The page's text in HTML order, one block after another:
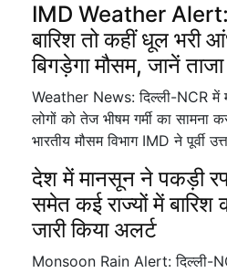
IMD Weather Alert:
बारिश तो कहीं धूल भरी
बिगड़ेगा मौसम, जानें
Weather News: दिल्ली-NCR
लोगों को तेज भीषम गर्मी का सामना
भारतीय मौसम विभाग IMD ने पूर्वी
देश में मानसून ने पकड़ी
समेत कई राज्यों में
जारी किया अलर्ट
Monsoon Rain Alert: दिल्ली-